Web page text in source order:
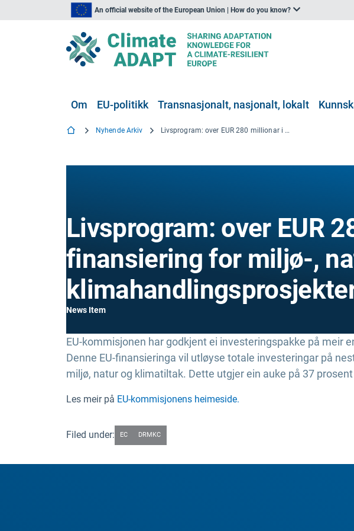
An official website of the European Union | How do you know?
Om EU-politikk Transnasjonalt, nasjonalt, lokalt
Nyhende Arkiv Livsprogram: over EUR 280 millionar i EU-finansiering for miljø-, natur- og klimahandlingsprosjekter
Livsprogram: over EUR
finansiering for miljø-,
News Item
EU-kommisjonen har godkjent ei investeringspakke på meir
Denne EU-finansieringa vil utløyse totale investeringar på
miljø, natur og klimatiltak. Dette utgjer ein auke på 37
Les meir på EU-kommisjonens heimeside.
Filed under: EC DRMKC